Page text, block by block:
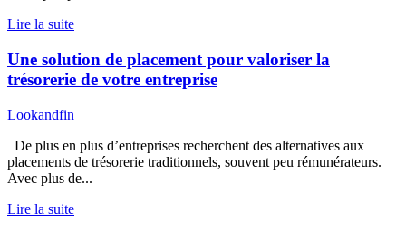
Lire la suite
Une solution de placement pour valoriser la
trésorerie de votre entreprise
Lookandfin
De plus en plus d’entreprises recherchent des alternatives aux
placements de trésorerie traditionnels, souvent peu rémunérateurs.
Avec plus de...
Lire la suite